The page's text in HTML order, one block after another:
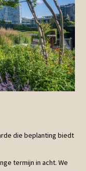
die beplanting biedt
termijn in acht. We